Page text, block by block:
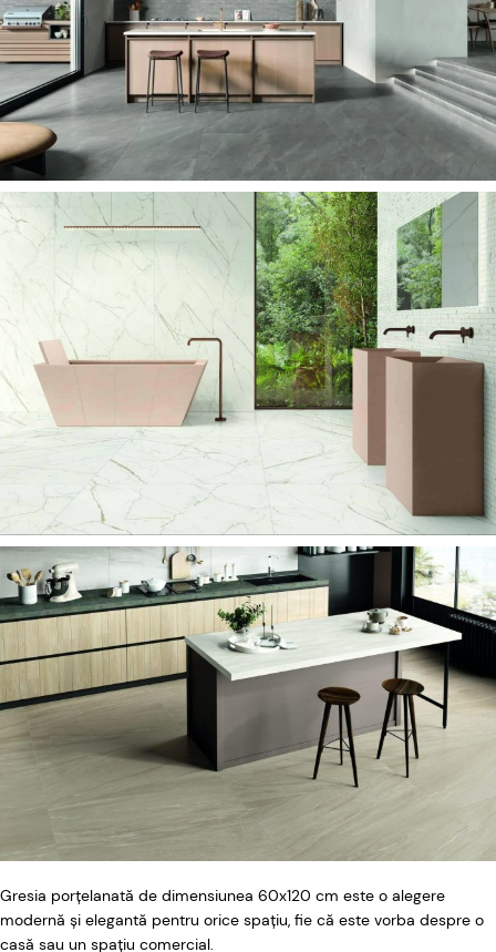
Gresia porțelanată de dimensiunea 60x120 cm este o alegere
modernă și elegantă pentru orice spațiu, fie că este vorba despre o
casă sau un spațiu comercial.